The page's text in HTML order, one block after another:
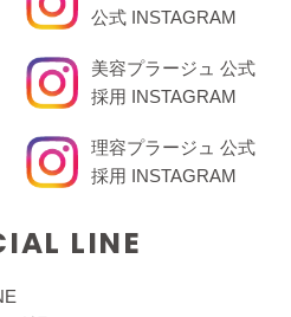
公式 INSTAGRAM
美容プラージュ 公式
採用 INSTAGRAM
理容プラージュ 公式
採用 INSTAGRAM
LINE